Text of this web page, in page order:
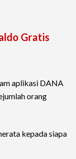
Gratis
aplikasi DANA
orang
kepada siapa